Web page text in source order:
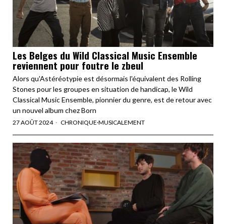
Les Belges du Wild Classical Music Ensemble
reviennent pour foutre le zbeul
Alors qu'Astéréotypie est désormais l'équivalent des Rolling
Stones pour les groupes en situation de handicap, le Wild
Classical Music Ensemble, pionnier du genre, est de retour avec
un nouvel album chez Born
27 AOÛT 2024 CHRONIQUE·MUSICALEMENT